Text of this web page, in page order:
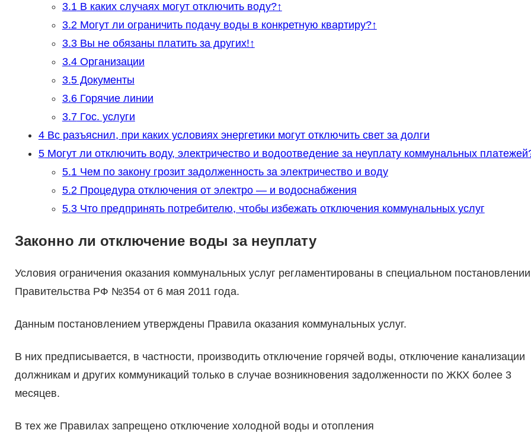
3.1В каких случаях могут отключить воду?↑
3.2Могут ли ограничить подачу воды в конкретную квартиру?↑
3.3Вы не обязаны платить за других!↑
3.4Организации
3.5Документы
3.6Горячие линии
3.7Гос. услуги
4Вс разъяснил, при каких условиях энергетики могут отключить свет за долги
5Могут ли отключить воду, электричество и водоотведение за неуплату коммунальных
5.1Чем по закону грозит задолженность за электричество и воду
5.2Процедура отключения от электро — и водоснабжения
5.3Что предпринять потребителю, чтобы избежать отключения коммунальных услуг
Законно ли отключение воды за неуплату
Условия ограничения оказания коммунальных услуг регламентированы в специальном постановлении
Правительства РФ №354 от 6 мая 2011 года.
Данным постановлением утверждены Правила оказания коммунальных услуг.
В них предписывается, в частности, производить отключение горячей воды, отключение канализации
должникам и других коммуникаций только в случае возникновения задолженности по ЖКХ более 3
месяцев.
В тех же Правилах запрещено отключение холодной воды и отопления